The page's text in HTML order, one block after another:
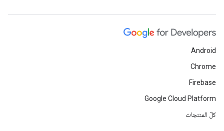
Android
Chrome
Firebase
Google Cloud Platform
كلّ المنتجات